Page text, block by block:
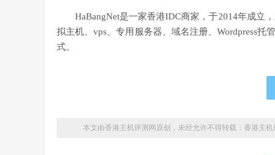
HaBangNet是一家香港IDC商家，于2014年成立
拟主机、vps、专用服务器、域名注册、Wordpress
式。
本文由香港主机评测网原创，未经允许不得转载： 香港主机